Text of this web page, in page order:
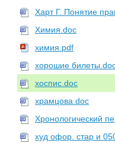
Харт Г. Понятие
Химия.doc
химия.pdf
хорошие
хоспис.doc
храмцова.doc
Хронологический
худ офор. стар и